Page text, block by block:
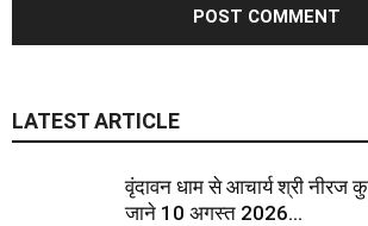
LATEST ARTICLE
वृंदावन धाम से आचार्य श्री नीरज
जाने 10 अगस्त 2026...